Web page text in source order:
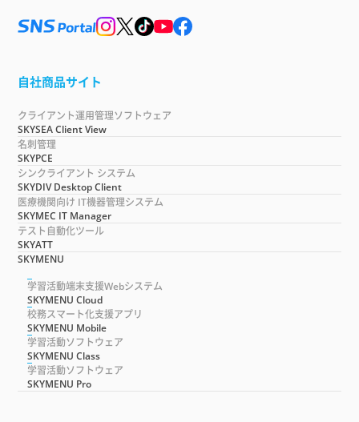
自社商品サイト
クライアント運用管理ソフトウェア
SKYSEA Client View
名刺管理
SKYPCE
シンクライアント システム
SKYDIV Desktop Client
医療機関向け IT機器管理システム
SKYMEC IT Manager
テスト自動化ツール
SKYATT
SKYMENU
学習活動端末支援Webシステム
SKYMENU Cloud
校務スマート化支援アプリ
SKYMENU Mobile
学習活動ソフトウェア
SKYMENU Class
学習活動ソフトウェア
SKYMENU Pro